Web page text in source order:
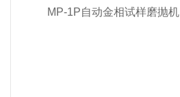
MP-1P自动金相试样磨抛机